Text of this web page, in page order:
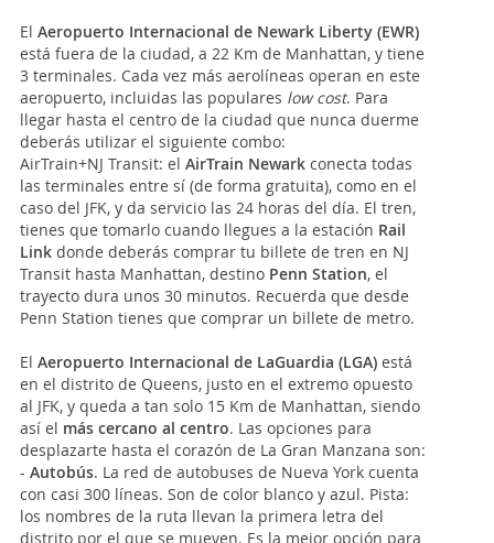
El Aeropuerto Internacional de Newark Liberty (EWR)
está fuera de la ciudad, a 22 Km de Manhattan, y tiene
3 terminales. Cada vez más aerolíneas operan en este
aeropuerto, incluidas las populares low cost. Para
llegar hasta el centro de la ciudad que nunca duerme
deberás utilizar el siguiente combo:
AirTrain+NJ Transit: el AirTrain Newark conecta todas
las terminales entre sí (de forma gratuita), como en el
caso del JFK, y da servicio las 24 horas del día. El tren,
tienes que tomarlo cuando llegues a la estación Rail
Link donde deberás comprar tu billete de tren en NJ
Transit hasta Manhattan, destino Penn Station, el
trayecto dura unos 30 minutos. Recuerda que desde
Penn Station tienes que comprar un billete de metro.
El Aeropuerto Internacional de LaGuardia (LGA) está
en el distrito de Queens, justo en el extremo opuesto
al JFK, y queda a tan solo 15 Km de Manhattan, siendo
así el más cercano al centro. Las opciones para
desplazarte hasta el corazón de La Gran Manzana son:
- Autobús. La red de autobuses de Nueva York cuenta
con casi 300 líneas. Son de color blanco y azul. Pista:
los nombres de la ruta llevan la primera letra del
distrito por el que se mueven. Es la mejor opción para